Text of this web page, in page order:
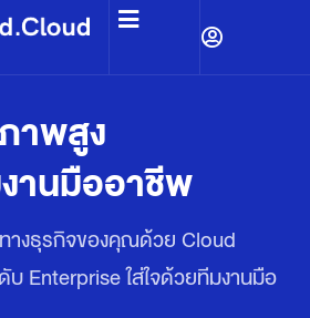
าพสูง
านมืออาชีพ
างธุรกิจของคุณด้วย Cloud
บ Enterprise ใส่ใจด้วยทีมงานมือ